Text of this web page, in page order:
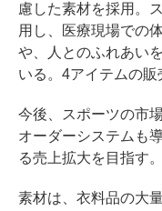
慮した素材を採用。
用し、医療現場での
や、人とのふれあい
いる。4アイテムの販
今後、スポーツの市
オーダーシステムも
る売上拡大を目指す。
素材は、衣料品の大